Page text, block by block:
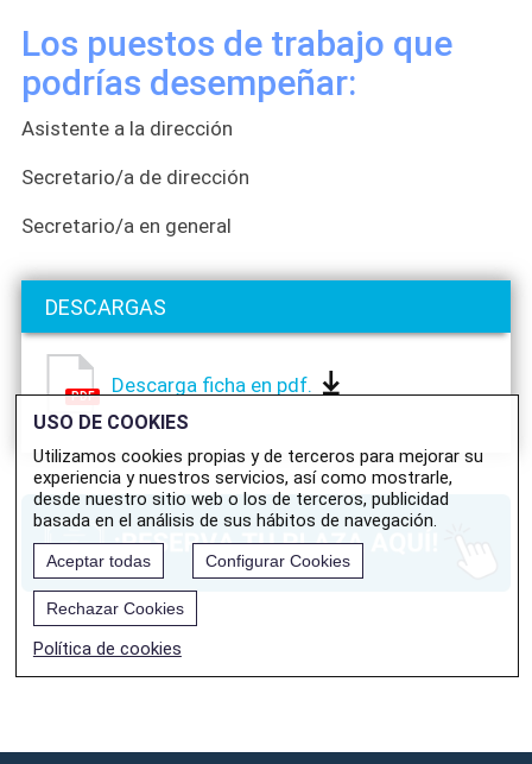
Los puestos de trabajo que
podrías desempeñar:
Asistente a la dirección
Secretario/a de dirección
Secretario/a en general
DESCARGAS
PDF Descarga ficha en pdf.
USO DE COOKIES
Utilizamos cookies propias y de terceros para mejorar su
experiencia y nuestros servicios, así como mostrarle,
desde nuestro sitio web o los de terceros, publicidad
basada en el análisis de sus hábitos de navegación.
Aceptar todas Configurar Cookies
Rechazar Cookies
Política de cookies